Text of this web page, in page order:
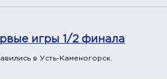
игры 1/2 финала
в Усть-Каменогорск.